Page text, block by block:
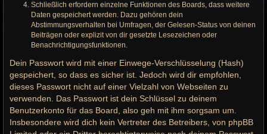
Schließlich erfordern einzelne Funktionen des Boards, dass weitere
Daten gespeichert werden. Dazu gehören dein
Abstimmungsverhalten bei Umfragen, der Gelesen-Status von deinen
Beiträgen oder explizit von dir gesetzte Lesezeichen oder
Benachrichtigungsfunktionen.
Dein Passwort wird mit einer Einwege-Verschlüsselung (Hash)
gespeichert, so dass es sicher ist. Jedoch wird dir empfohlen,
dieses Passwort nicht auf einer Vielzahl von Webseiten zu
verwenden. Das Passwort ist dein Schlüssel zu deinem
Benutzerkonto für das Board, also geh mit ihm sorgsam um.
Insbesondere wird dich kein Vertreter des Betreibers, von phpBB